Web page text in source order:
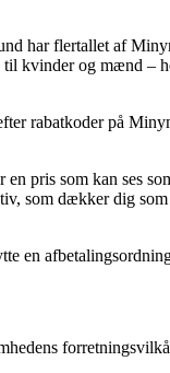
har flertallet af
kvinder og mænd –
rabatkoder på
pris som kan ses
som dækker dig
en